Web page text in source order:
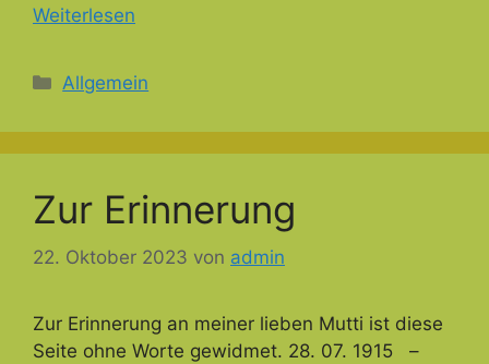
Weiterlesen
Kategorien
Allgemein
Zur Erinnerung
22. Oktober 2023 von admin
Zur Erinnerung an meiner lieben Mutti ist diese
Seite ohne Worte gewidmet. 28. 07. 1915 –